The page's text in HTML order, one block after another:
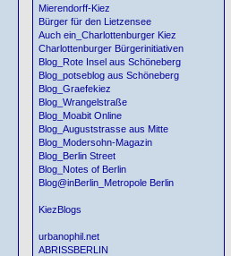
Mierendorff-Kiez
Bürger für den Lietzensee
Auch ein_Charlottenburger Kiez
Charlottenburger Bürgerinitiativen
Blog_Rote Insel aus Schöneberg
Blog_potseblog aus Schöneberg
Blog_Graefekiez
Blog_Wrangelstraße
Blog_Moabit Online
Blog_Auguststrasse aus Mitte
Blog_Modersohn-Magazin
Blog_Berlin Street
Blog_Notes of Berlin
Blog@inBerlin_Metropole Berlin
KiezBlogs
urbanophil.net
ABRISSBERLIN